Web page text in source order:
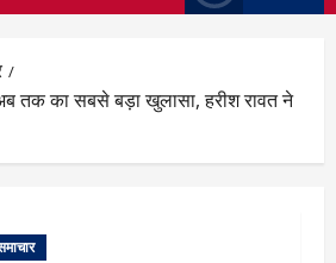
तक का सबसे बड़ा खुलासा, हरीश रावत ने